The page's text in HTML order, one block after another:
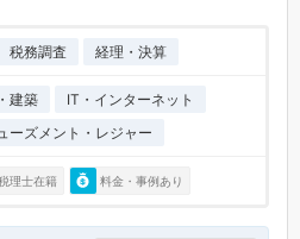
税務調査 経理・決算
建築
IT・インターネット
ーズメント・レジャー
理士在籍 料金・事例あり